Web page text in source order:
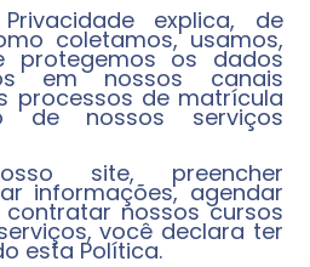
explica, de
coletamos, usamos,
protegemos os dados
em nossos canais
processos de matrícula
de nossos serviços
site, preencher
informações, agendar
contratar nossos cursos
você declara ter
esta Política.